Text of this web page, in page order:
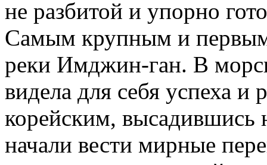
не разбитой и упорно
Самым крупным и первым
реки Имджин-ган. В
видела для себя успеха
корейским, высадившись
начали вести мирные